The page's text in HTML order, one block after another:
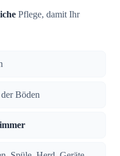
Pflege, damit Ihr
der Böden